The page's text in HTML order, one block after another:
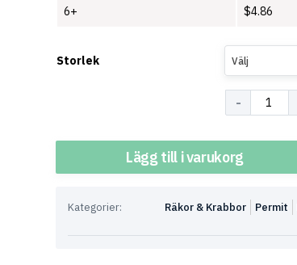
6+ $4.86
Storlek Välj
Lägg till i varukorg
Kategorier: Permit
Räkor & Krabbor